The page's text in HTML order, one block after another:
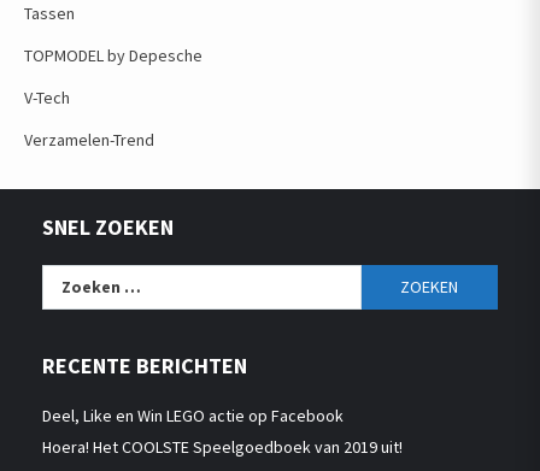
Tassen
TOPMODEL by Depesche
V-Tech
Verzamelen-Trend
SNEL ZOEKEN
Zoeken
RECENTE BERICHTEN
Deel, Like en Win LEGO actie op Facebook
Hoera! Het COOLSTE Speelgoedboek van 2019 uit!